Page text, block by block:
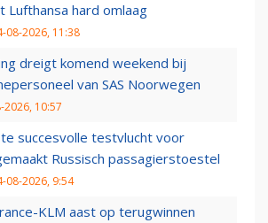
Lufthansa hard omlaag
08-2026, 11:38
dreigt komend weekend bij
van SAS Noorwegen
2026, 10:57
succesvolle testvlucht voor
Russisch passagierstoestel
08-2026, 9:54
KLM aast op terugwinnen